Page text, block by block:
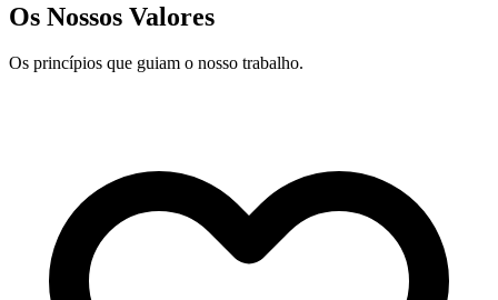
Os Nossos Valores
Os princípios que guiam o nosso trabalho.